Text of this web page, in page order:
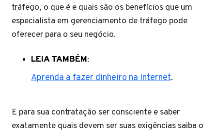
tráfego, o que é e quais são os benefícios que um
especialista em gerenciamento de tráfego pode
oferecer para o seu negócio.
LEIA TAMBÉM:
Aprenda a fazer dinheiro na Internet.
E para sua contratação ser consciente e saber
exatamente quais devem ser suas exigências saiba o